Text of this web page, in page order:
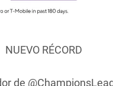
NUEVO RÉCORD
de